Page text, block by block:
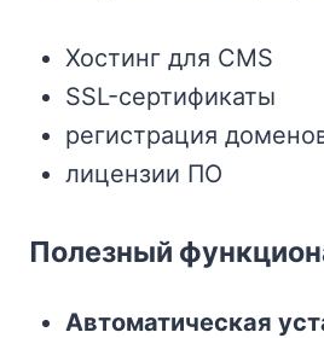
Хостинг для CMS
SSL-сертификаты
регистрация
лицензии ПО
Полезный
Автоматическая